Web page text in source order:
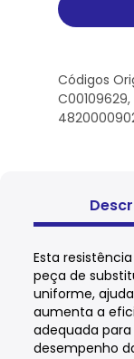
Códigos
Esta
peça de
uniforme,
aumenta a
adequada
desempenho